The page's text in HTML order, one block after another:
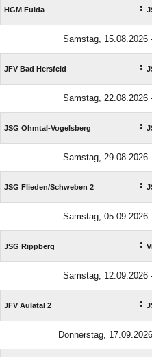
HGM Fulda :
Samstag, 15.08.2026
JFV Bad Hersfeld :
Samstag, 22.08.2026
JSG Ohmtal-Vogelsberg :
Samstag, 29.08.2026
JSG Flieden/​Schweben 2 :
Samstag, 05.09.2026
JSG Rippberg :
Samstag, 12.09.2026
JFV Aulatal 2 :
Donnerstag,